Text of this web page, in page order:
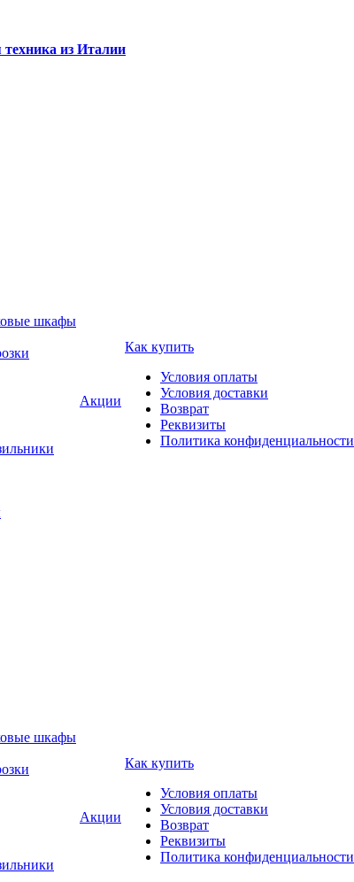
из Италии
шкафы
Акции
Как купить
Условия оплаты
Условия доставки
Возврат
Реквизиты
Политика конфиденциальности
шкафы
Акции
Как купить
Условия оплаты
Условия доставки
Возврат
Реквизиты
Политика конфиденциальности